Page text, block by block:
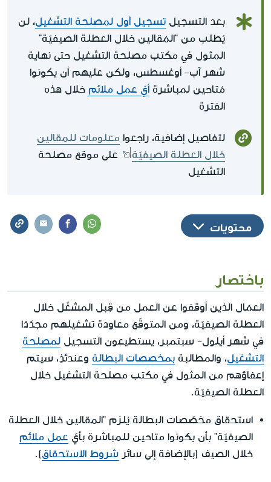
بعد التسجيل تسجيل أول لمصلحة التشغيل، لن
يُطلب من "المُقالين خلال العطلة الصيفيّة"
المثول في مكتب مصلحة التشغيل حتى نهاية
شهر آب- أوغسطس، ولكن عليهم أن يكونوا
مُتاحين لمباشرةأيّ عمل ملائم خلال هذه
الفترة
لتفاصيل إضافية، راجعوا معلومات للمقالين
خلال العطلة الصيفيّة
على موقع مصلحة
التشغيل
محتويات
باختصار
العمّال الذين أوقفوا عن العمل من قِبل المشغّل خلال
العطلة الصيفيّة، ومن المتوقّع معاودة تشغيلهم مجدّدًا
في شهر أيلول- سبتمبر، يستطيعون التسجيل لمصلحة
التشغيل، والمطالبة بمخصصات البطالة وعندئذٍ، سيتم
إعفاؤهم من المثول في مكتب مصلحة التشغيل خلال
العطلة الصيفيّة.
استحقاق مخصّصات البطالة يُلزم "المقالين خلال العطلة
الصيفيّة" بأن يكونوا متاحين للمباشرة بأيّ عمل ملائم
خلال الصيف (بالإضافة إلى سائر شروط الاستحقاق).